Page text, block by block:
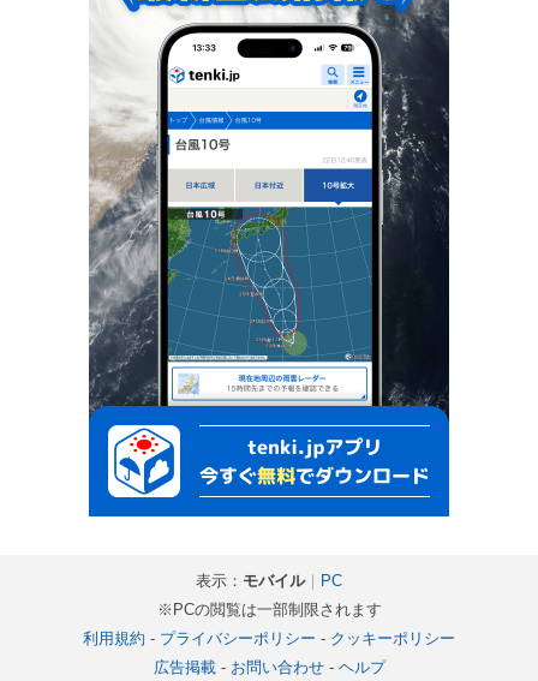
表示： モバイル｜ PC
※PCの閲覧は一部制限されます
利用規約 - プライバシーポリシー - クッキーポリシー
広告掲載- お問い合わせ- ヘルプ